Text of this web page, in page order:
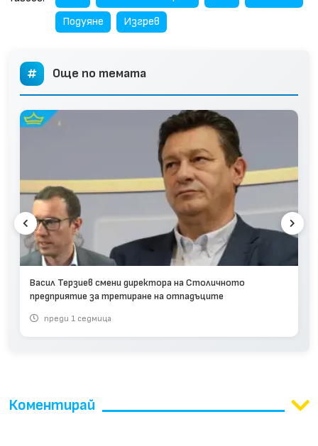
Подуяне
Изгрев
Още по темата
Васил Терзиев смени директора на Столичното
предприятие за третиране на отпадъците
преди 1 седмица
Коментирай